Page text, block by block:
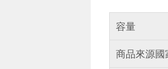
容量
商品來源國